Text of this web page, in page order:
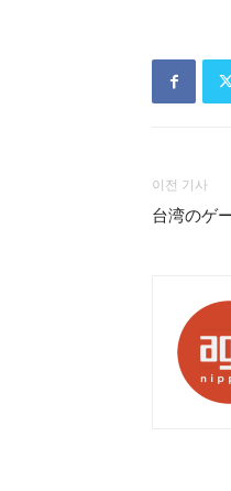
이전 기사
台湾のゲ